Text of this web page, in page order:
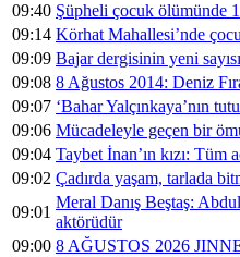
09:40 Şüpheli çocuk ölümünde
09:14 Körhat Mahallesi’nde
09:09 Bajar dergisinin yeni sayısı
09:08 8 Ağustos 2014: Deniz
09:07 ‘Bahar Yalçınkaya’nın
09:06 Mücadeleyle geçen bir
09:04 Taybet İnan’ın kızı: Tüm
09:02 Çadırda yaşam, tarlada
09:01
Meral Danış Beştaş:
aktörüdür
09:00 8 AĞUSTOS 2026